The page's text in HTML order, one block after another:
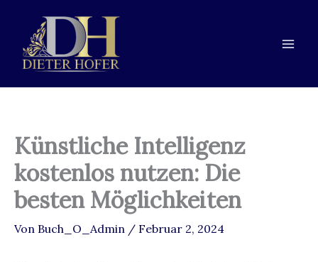
springen
Navigation
springen
springen
Künstliche Intelligenz
kostenlos nutzen: Die
besten Möglichkeiten
Von Buch_O_Admin / Februar 2, 2024